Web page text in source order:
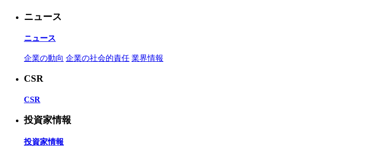
ニュース
ニュース
企業の動向 企業の社会的責任 業界情報
CSR
CSR
投資家情報
投資家情報